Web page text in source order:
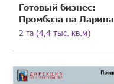
Готовый бизнес:
Промбаза на Ларина
2 га (4,4 тыс. кв.м)